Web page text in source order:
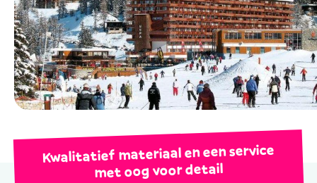
Kwalitatief materiaal en een service
met oog voor detail